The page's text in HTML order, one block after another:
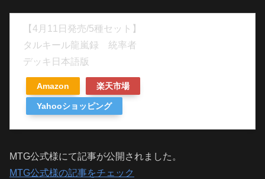
【4月11日発売/5種セット】
タルキール龍嵐録 統率者
デッキ日本語版
Amazon 楽天市場
Yahooショッピング
MTG公式様にて記事が公開されました。
MTG公式様の記事をチェック